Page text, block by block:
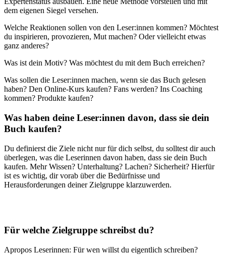
dem eigenen Siegel versehen.
Welche Reaktionen sollen von den Leser:innen kommen? Möchtest
du inspirieren, provozieren, Mut machen? Oder vielleicht etwas
ganz anderes?
Was ist dein Motiv? Was möchtest du mit dem Buch erreichen?
Was sollen die Leser:innen machen, wenn sie das Buch gelesen
haben? Den Online-Kurs kaufen? Fans werden? Ins Coaching
kommen? Produkte kaufen?
Was haben deine Leser:innen davon, dass sie dein
Buch kaufen?
Du definierst die Ziele nicht nur für dich selbst, du solltest dir auch
überlegen, was die Leserinnen davon haben, dass sie dein Buch
kaufen. Mehr Wissen? Unterhaltung? Lachen? Sicherheit? Hierfür
ist es wichtig, dir vorab über die Bedürfnisse und
Herausforderungen deiner Zielgruppe klarzuwerden.
Für welche Zielgruppe schreibst du?
Apropos Leserinnen: Für wen willst du eigentlich schreiben?